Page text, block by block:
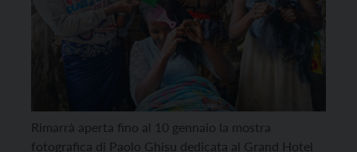
Rimarrà aperta fino al 10 gennaio la mostra
fotografica di Paolo Ghisu dedicata al Grand Hotel